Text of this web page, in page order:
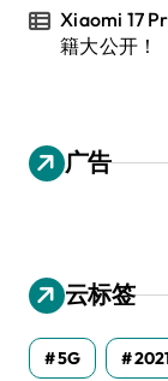
Xiaomi 17
籍大公开！
广告
云标签
5G